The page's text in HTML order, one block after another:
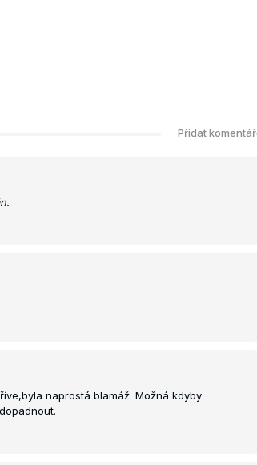
Přidat komentář
naprostá blamáž. Možná kdyby